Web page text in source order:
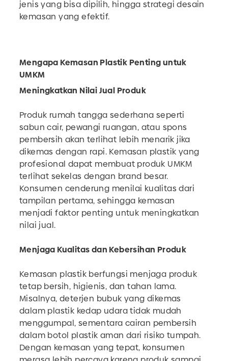
jenis yang bisa dipilih, hingga strategi desain
kemasan yang efektif.
Mengapa Kemasan Plastik Penting untuk
UMKM
Meningkatkan Nilai Jual Produk
Produk rumah tangga sederhana seperti
sabun cair, pewangi ruangan, atau spons
pembersih akan terlihat lebih menarik jika
dikemas dengan rapi. Kemasan plastik yang
profesional dapat membuat produk UMKM
terlihat sekelas dengan brand besar.
Konsumen cenderung menilai kualitas dari
tampilan pertama, sehingga kemasan
menjadi faktor penting untuk meningkatkan
nilai jual.
Menjaga Kualitas dan Kebersihan Produk
Kemasan plastik berfungsi menjaga produk
tetap bersih, higienis, dan tahan lama.
Misalnya, deterjen bubuk yang dikemas
dalam plastik kedap udara tidak mudah
menggumpal, sementara cairan pembersih
dalam botol plastik aman dari risiko tumpah.
Dengan kemasan yang tepat, konsumen